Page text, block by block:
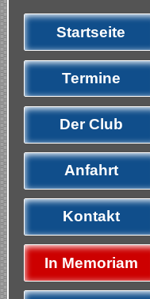
Startseite
Termine
Der Club
Anfahrt
Kontakt
In Memoriam